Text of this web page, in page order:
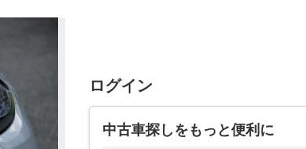
ログイン
中古車探しをもっと便利に